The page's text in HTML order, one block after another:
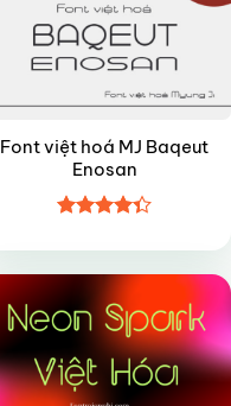
Font việt hoá MJ Baqeut
Enosan
hạng4.35
5 sao